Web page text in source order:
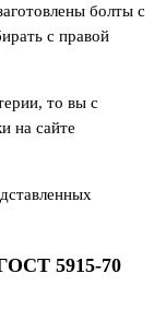
болты с
с правой
то вы с
на сайте
5915-70